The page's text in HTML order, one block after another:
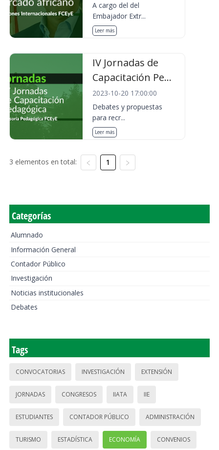
A cargo del del
Embajador Extr...
Leer más
IV Jornadas de
Capacitación Pe...
2023-10-20 17:00:00
Debates y propuestas
para recr...
Leer más
3 elementos en total: 1
Categorías
Alumnado
Información General
Contador Público
Investigación
Noticias institucionales
Debates
Tags
CONVOCATORIAS INVESTIGACIÓN EXTENSIÓN
JORNADAS CONGRESOS IIATA IIE
ESTUDIANTES CONTADOR PÚBLICO ADMINISTRACIÓN
TURISMO ESTADÍSTICA ECONOMÍA CONVENIOS